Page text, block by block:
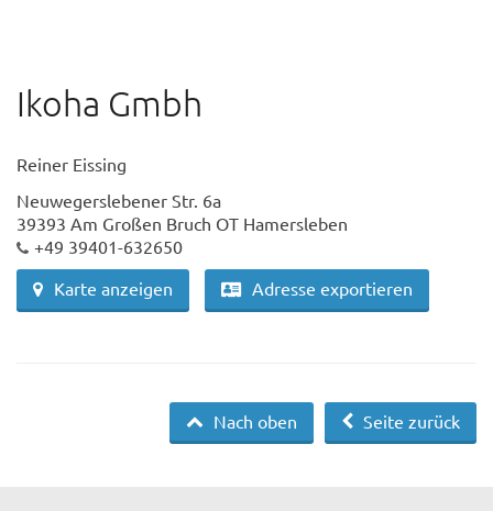
Ikoha Gmbh
Reiner Eissing
Neuwegerslebener Str. 6a
39393 Am Großen Bruch OT Hamersleben
+49 39401-632650
Karte anzeigen
Adresse exportieren
Seite zurück
Nach oben